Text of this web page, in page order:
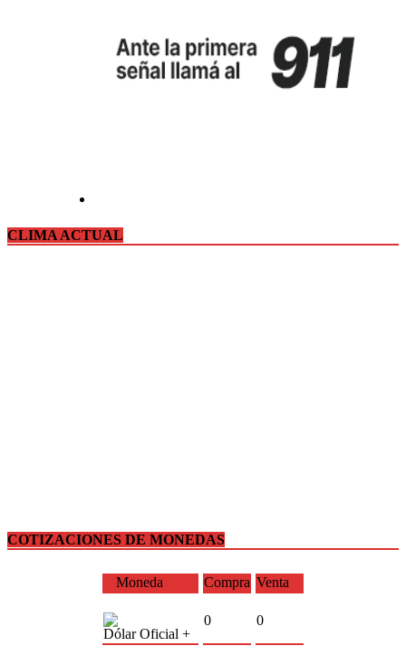
CLIMA ACTUAL
COTIZACIONES DE MONEDAS
Moneda Compra Venta
Dólar Oficial +
0 0